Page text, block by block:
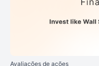
Avaliações de ações